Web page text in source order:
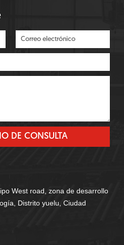
West road, zona de desarrollo
Distrito yuelu, Ciudad